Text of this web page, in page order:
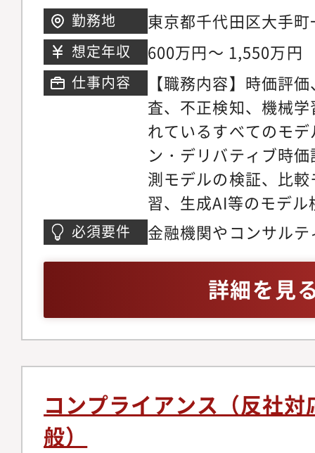
や上級スペシャリス
す。その後、経験と
のセキュリティ戦略
職への挑戦も可能です
者】ビジネス部門、
連子会社、経営【成
バンクであり、グロ
スのコンプライアン
ける中核的な役割を
広い関係者と協働し
装までプロジェクト
ただけます【想定キ
見やデータ分析スキ
プロフェッショナル
ことで、将来的には
セクションへの異動
等のマネジメントと
務をリードしていた
も期待しています
勤務地
東京都千代田区大手
フィナンシャルシテ
想定年収 600万円～ 1,550万円
仕事内容
【職務内容】時価評
査、不正検知、機械
れているすべてのモ
ン・デリバティブ時
測モデルの検証、比
習、生成AI等のモデ
トップクラスの金融
き、ダイナミズムを
得ることができます
囲なモデルを扱い検
融商品知識や数理的
ます。・海外拠点と
モデル開発、モデル
に関する実務経験を
必須要件
金融機関やコンサル
詳細を見
コンプライアンス（反社
般）